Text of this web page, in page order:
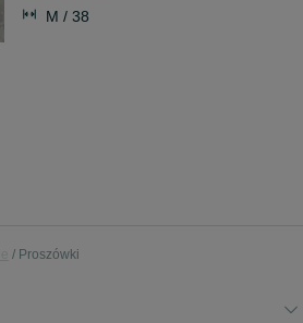
M / 38
Proszówki